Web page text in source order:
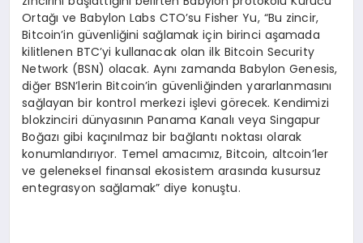
Ortağı ve Babylon Labs CTO’su Fisher Yu, “Bu zincir,
Bitcoin’in güvenliğini sağlamak için birinci aşamada
kilitlenen BTC’yi kullanacak olan ilk Bitcoin Security
Network (BSN) olacak. Aynı zamanda Babylon Genesis,
diğer BSN’lerin Bitcoin’in güvenliğinden yararlanmasını
sağlayan bir kontrol merkezi işlevi görecek. Kendimizi
blokzinciri dünyasının Panama Kanalı veya Singapur
Boğazı gibi kaçınılmaz bir bağlantı noktası olarak
konumlandırıyor. Temel amacımız, Bitcoin, altcoin’ler
ve geleneksel finansal ekosistem arasında kusursuz
entegrasyon sağlamak” diye konuştu.